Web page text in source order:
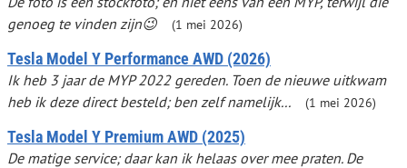
genoeg te vinden zijn😉
(1 mei 2026)
Tesla Model Y Performance AWD (2026)
Ik heb 3 jaar de MYP 2022 gereden. Toen de nieuwe uitkwam
heb ik deze direct besteld; ben zelf namelijk...
(1 mei 2026)
Tesla Model Y Premium AWD (2025)
De matige service; daar kan ik helaas over mee praten. De